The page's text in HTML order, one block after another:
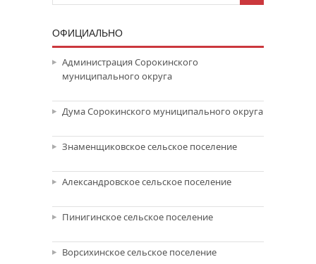
ОФИЦИАЛЬНО
Администрация Сорокинского
муниципального округа
Дума Сорокинского муниципального округа
Знаменщиковское сельское поселение
Александровское сельское поселение
Пинигинское сельское поселение
Ворсихинское сельское поселение